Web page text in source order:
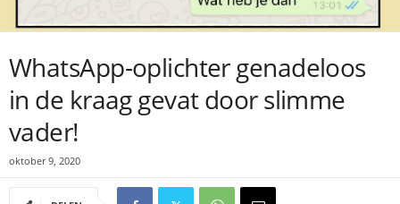
WhatsApp-oplichter genadeloos
in de kraag gevat door slimme
vader!
oktober 9, 2020